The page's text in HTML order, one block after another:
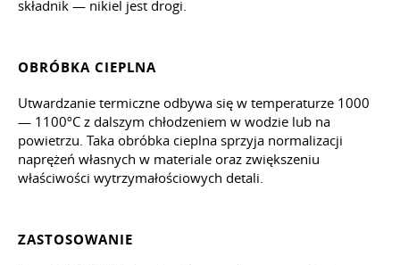
składnik — nikiel jest drogi.
OBRÓBKA CIEPLNA
Utwardzanie termiczne odbywa się w temperaturze 1000
— 1100ºС z dalszym chłodzeniem w wodzie lub na
powietrzu. Taka obróbka cieplna sprzyja normalizacji
naprężeń własnych w materiale oraz zwiększeniu
właściwości wytrzymałościowych detali.
ZASTOSOWANIE